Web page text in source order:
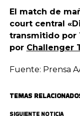
El match de
court central
transmitido por
por Challenger
Fuente: Prensa
TEMAS
SIGUIENTE NOTICIA